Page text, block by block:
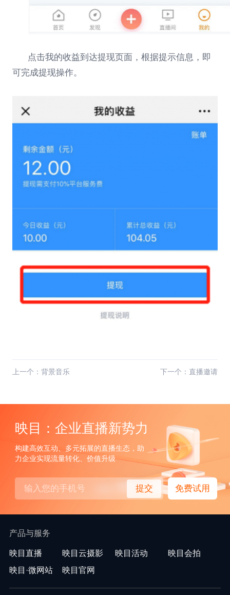
点击我的收益到达提现页面，根据提示信息，即
可完成提现操作。
上一个：背景音乐 下一个：直播邀请
映目：企业直播新势力
构建高效互动、多元拓展的直播生态，助
力企业实现流量转化、价值升级
提交 免费试用
产品与服务
映目直播 映目云摄影 映目活动
映目会拍
映目·微网站
映目官网